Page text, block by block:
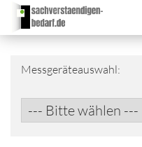
Messgeräteauswahl: